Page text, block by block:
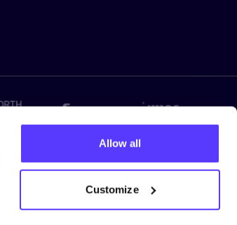
Allow all
Customize